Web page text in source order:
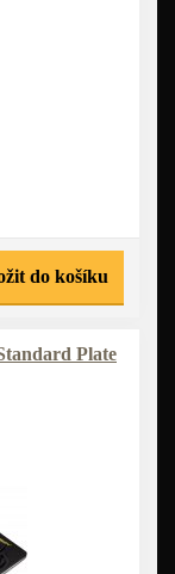
do košíku
Plate